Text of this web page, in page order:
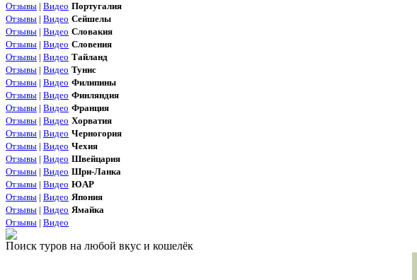
Отзывы | Видео Португалия
Отзывы | Видео Сейшелы
Отзывы | Видео Словакия
Отзывы | Видео Словения
Отзывы | Видео Тайланд
Отзывы | Видео Тунис
Отзывы | Видео Филипины
Отзывы | Видео Финляндия
Отзывы | Видео Франция
Отзывы | Видео Хорватия
Отзывы | Видео Черногория
Отзывы | Видео Чехия
Отзывы | Видео Швейцария
Отзывы | Видео Шри-Ланка
Отзывы | Видео ЮАР
Отзывы | Видео Япония
Отзывы | Видео Ямайка
Отзывы | Видео
Поиск туров на любой вкус и кошелёк